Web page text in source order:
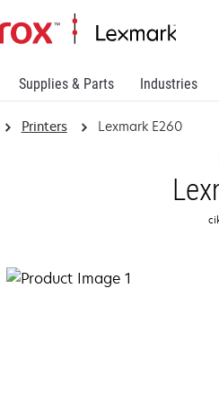
Supplies & Parts Industries
Printers Lexmark E260